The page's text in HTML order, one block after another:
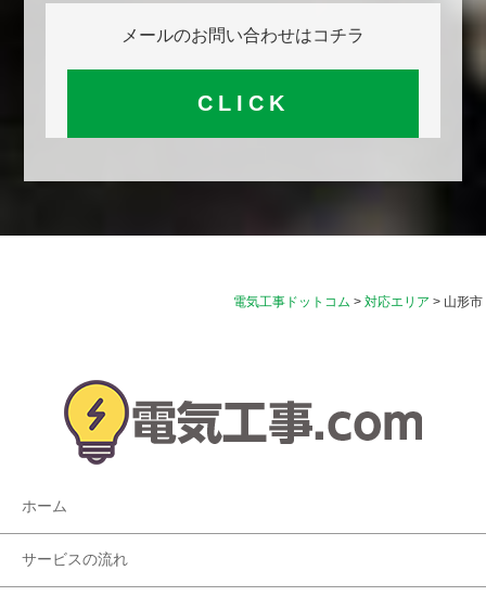
メールのお問い合わせはコチラ
CLICK
電気工事ドットコム > 対応エリア > 山形市
ホーム
サービスの流れ